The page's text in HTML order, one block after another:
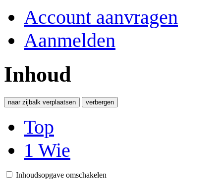
Account aanvragen
Aanmelden
Inhoud
naar zijbalk verplaatsen verbergen
Top
1 Wie
Inhoudsopgave omschakelen